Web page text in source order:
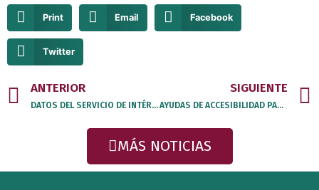
Print Email Facebook
Twitter
Prev
ANTERIOR
DATOS DEL SERVICIO DE INTÉRPRETES DE LENGUA DE SIGNOS DE FESCAN Y APP SVILS EN 2025
SIGUIENTE
AYUDAS DE ACCESIBILIDAD PARA EL EMPLEO FUNDACIÓN ONCE
MÁS NOTICIAS